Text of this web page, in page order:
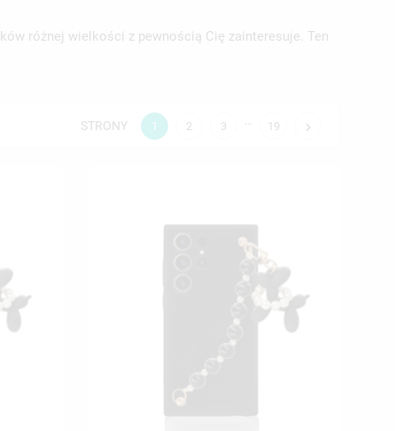
różnej wielkości z pewnością Cię zainteresuje. Ten
STRONY 1 2 3 … 19 